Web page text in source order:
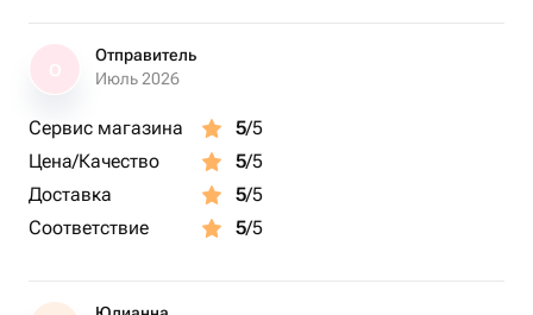
Отправитель
Июль 2026
Сервис магазина 5/5
Цена/Качество
5/5
Доставка
5/5
Соответствие
5/5